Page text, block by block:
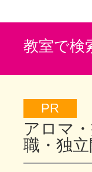
教室で検
PR
アロマ
職・独